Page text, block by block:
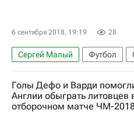
6 сентября 2018, 19:19 28
Сергей Малый Футбол
Лига наций УЕФА. Лига A
Грузия
Голы Дефо и Варди
Англии обыграть литовцев
отборочном матче ЧМ-